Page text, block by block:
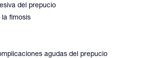
del prepucio
fimosis
agudas del prepucio